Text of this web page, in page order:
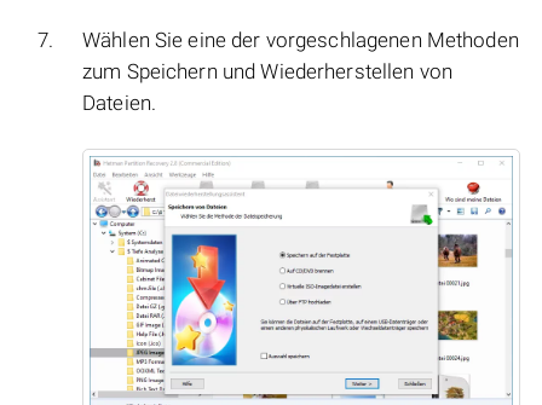
Wählen Sie eine der vorgeschlagenen Methoden
zum Speichern und Wiederherstellen von
Dateien.